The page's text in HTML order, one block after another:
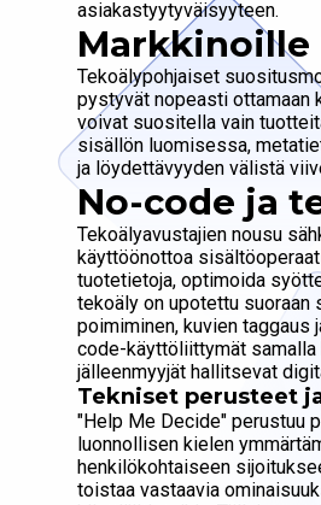
asiakastyytyväisyyteen.
Markkinoille
Tekoälypohjaiset
pystyvät nopeasti ottamaan
voivat suositella vain
sisällön luomisessa,
ja löydettävyyden välistä
No-code ja
Tekoälyavustajien nousu
käyttöönottoa
tuotetietoja, optimoida
tekoäly on upotettu suoraan
poimiminen, kuvien taggaus
code-käyttöliittymät samalla
jälleenmyyjät hallitsevat
Tekniset perusteet
"Help Me Decide" perustuu
luonnollisen kielen
henkilökohtaiseen
toistaa vastaavia